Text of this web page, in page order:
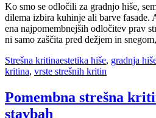
Ko smo se odločili za gradnjo hiše,
dilema izbira kuhinje ali barve fasade.
ena najpomembnejših odločitev prav
ni samo zaščita pred dežjem in
Strešna kritinaestetika hiše, gradnja
kritina, vrste strešnih kritin
Pomembna strešna
stavbah